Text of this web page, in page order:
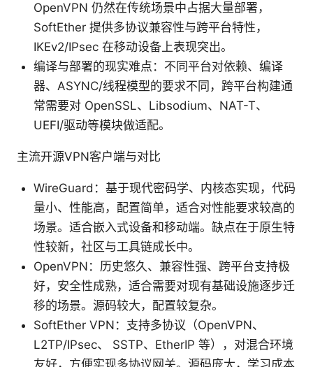
OpenVPN 仍然在传统场景中占据大量部署，
SoftEther 提供多协议兼容性与跨平台特性，
IKEv2/IPsec 在移动设备上表现突出。
编译与部署的现实难点：不同平台对依赖、编译
器、ASYNC/线程模型的要求不同，跨平台构建通
常需要对 OpenSSL、Libsodium、NAT-T、
UEFI/驱动等模块做适配。
主流开源VPN客户端与对比
WireGuard：基于现代密码学、内核态实现，代码
量小、性能高，配置简单，适合对性能要求较高的
场景。适合嵌入式设备和移动端。缺点在于原生特
性较新，社区与工具链成长中。
OpenVPN：历史悠久、兼容性强、跨平台支持极
好，安全性成熟，适合需要对现有基础设施逐步迁
移的场景。源码较大，配置较复杂。
SoftEther VPN：支持多协议（OpenVPN、
L2TP/IPsec、 SSTP、EtherIP 等），对混合环境